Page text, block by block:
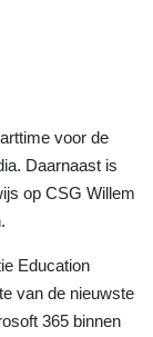
voor de
Daarnaast is
op CSG Willem
Education
van de nieuwste
365 binnen